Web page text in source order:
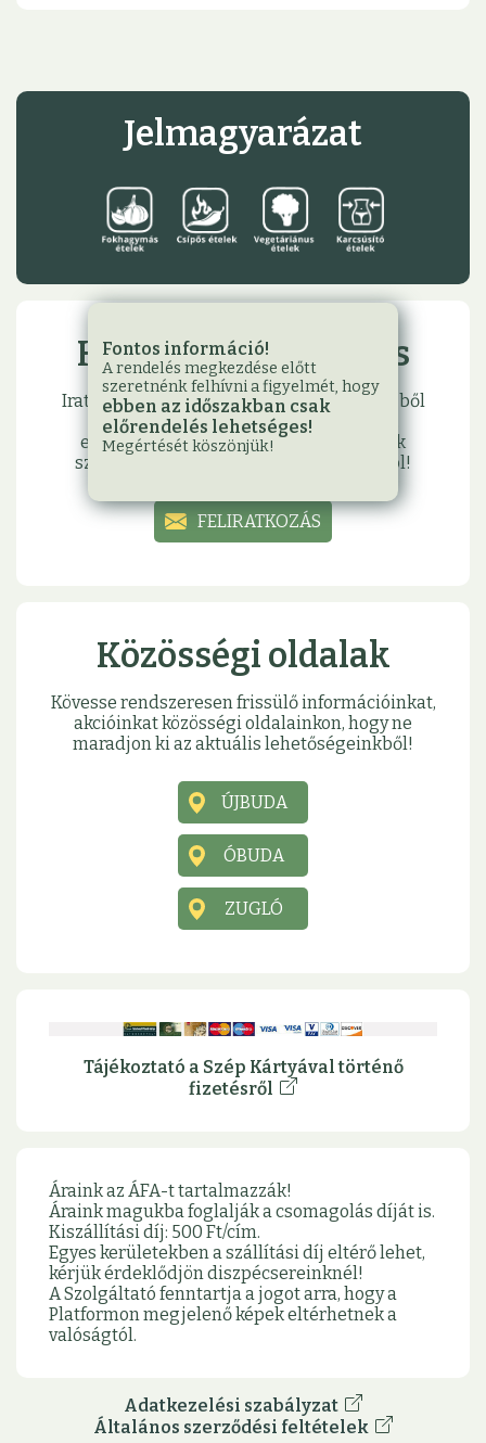
Jelmagyarázat
Hírlevél feliratkozás
Iratkozzon fel hírlevelünkre, hogy első kézből
értesülhessen legfrissebb akcióinkról,
eseményeinkről, és hogy meglephessük
születésnapja vagy névnapja alkalmából!
FELIRATKOZÁS
Közösségi oldalak
Kövesse rendszeresen frissülő információinkat,
akcióinkat közösségi oldalainkon, hogy ne
maradjon ki az aktuális lehetőségeinkből!
ÚJBUDA
ÓBUDA
ZUGLÓ
Tájékoztató a Szép Kártyával történő
fizetésről
Áraink az ÁFA-t tartalmazzák!
Áraink magukba foglalják a csomagolás díját is.
Kiszállítási díj: 500 Ft/cím.
Egyes kerületekben a szállítási díj eltérő lehet,
kérjük érdeklődjön diszpécsereinknél!
A Szolgáltató fenntartja a jogot arra, hogy a
Platformon megjelenő képek eltérhetnek a
valóságtól.
Adatkezelési szabályzat
Általános szerződési feltételek
Fontos információ!
A rendelés megkezdése előtt
szeretnénk felhívni a figyelmét, hogy
ebben az időszakban csak
előrendelés lehetséges!
Megértését köszönjük!